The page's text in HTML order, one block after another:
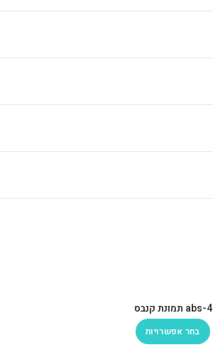
abs-4 תמונת קנבס
בחר אפשרויות